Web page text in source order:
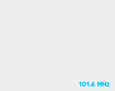
101.6 MHz